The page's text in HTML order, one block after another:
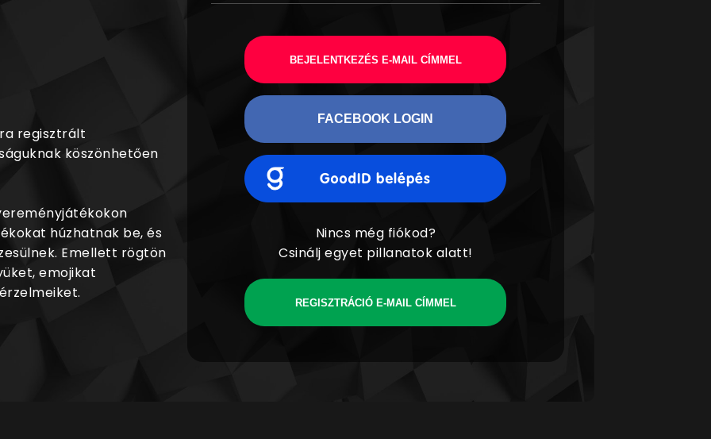
regisztrált
köszönhetően
húzhatnak be, és
Emellett rögtön
emojikat
BEJELENTKEZÉS E-MAIL CÍMMEL
FACEBOOK LOGIN
Nincs még fiókod?
Csinálj egyet pillanatok alatt!
REGISZTRÁCIÓ E-MAIL CÍMMEL